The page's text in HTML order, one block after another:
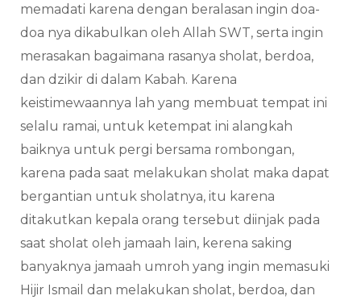
memadati karena dengan beralasan ingin doa-
doa nya dikabulkan oleh Allah SWT, serta ingin
merasakan bagaimana rasanya sholat, berdoa,
dan dzikir di dalam Kabah. Karena
keistimewaannya lah yang membuat tempat ini
selalu ramai, untuk ketempat ini alangkah
baiknya untuk pergi bersama rombongan,
karena pada saat melakukan sholat maka dapat
bergantian untuk sholatnya, itu karena
ditakutkan kepala orang tersebut diinjak pada
saat sholat oleh jamaah lain, kerena saking
banyaknya jamaah umroh yang ingin memasuki
Hijir Ismail dan melakukan sholat, berdoa, dan